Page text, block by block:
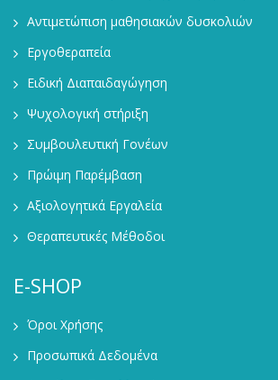
Αντιμετώπιση μαθησιακών δυσκολιών
Εργοθεραπεία
Ειδική Διαπαιδαγώγηση
Ψυχολογική στήριξη
Συμβουλευτική Γονέων
Πρώιμη Παρέμβαση
Αξιολογητικά Εργαλεία
Θεραπευτικές Μέθοδοι
E-SHOP
Όροι Χρήσης
Προσωπικά Δεδομένα